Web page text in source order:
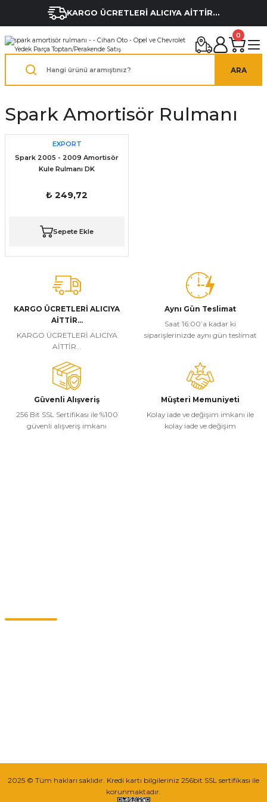
KARGO ÜCRETLERİ ALICIYA AİTTİR...
ARA
0
Spark Amortisör Rulmanı
EXPORT
Spark 2005 - 2009 Amortisör
Kule Rulmanı DK
₺ 249,72
Sepete Ekle
KARGO ÜCRETLERİ ALICIYA
AİTTİR...
KARGO ÜCRETLERİ ALICIYA
AİTTİR...
Aynı Gün Teslimat
Saat 16:00’a kadar ki
siparişlerinizde aynı gün teslimat
Güvenli Alışveriş
256 Bit SSL Sertifikası ile %100
güvenli alışveriş imkanı
Müşteri Memuniyeti
Kolay iade ve değişim imkanı ile
kolay iade ve değişim
2025 © Tüm hakları saklıdır. Kredi kartı bilgileriniz 256bit SSL sertifikası ile
korunmaktadır.